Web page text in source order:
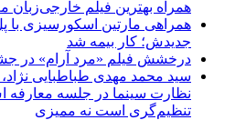
همراه بهترین فیلم خارجی‌زبان
همراهی مارتین اسکورسیزی با
جدیدش؛ کار بیمه شد
درخشش فیلم «مرد آرام» در جشنواره
سید محمد مهدی طباطبایی
نظارت سینما در جلسه معارفه
تنظیم‌گری است نه ممیزی